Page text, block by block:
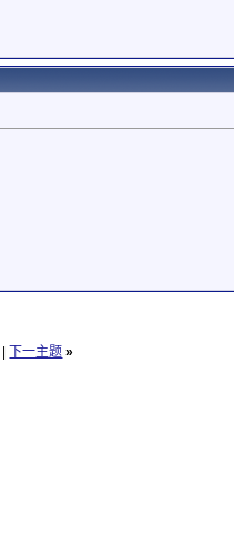
下一主题 »